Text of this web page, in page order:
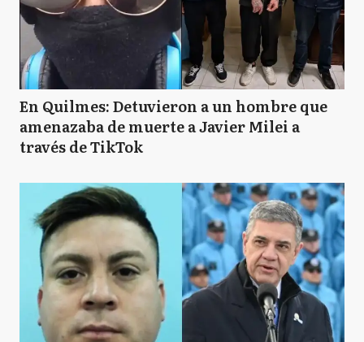
En Quilmes: Detuvieron a un hombre que
amenazaba de muerte a Javier Milei a
través de TikTok